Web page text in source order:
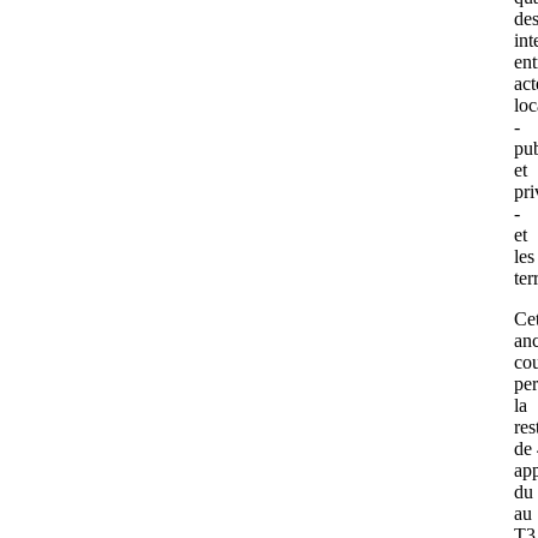
-
et
-
et
les
la
de
du
au